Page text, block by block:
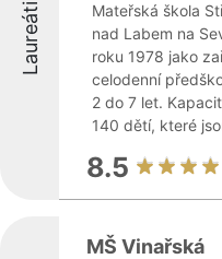
Laureáti
Mateřská škola
nad Labem na
roku 1978 jako
celodenní
2 do 7 let.
140 dětí, které
8.5
MŠ Vinařská